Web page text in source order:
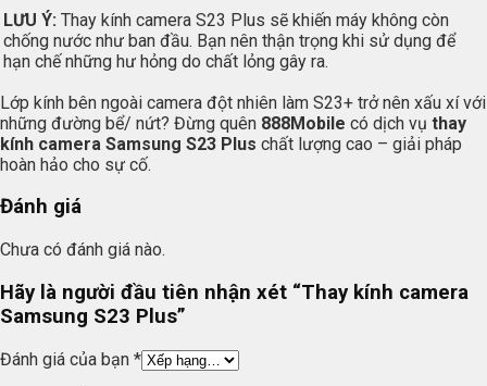
LƯU Ý: Thay kính camera S23 Plus sẽ khiến máy không còn
chống nước như ban đầu. Bạn nên thận trọng khi sử dụng để
hạn chế những hư hỏng do chất lỏng gây ra.
Lớp kính bên ngoài camera đột nhiên làm S23+ trở nên xấu xí với
những đường bể/ nứt? Đừng quên 888Mobile có dịch vụ thay
kính camera Samsung S23 Plus chất lượng cao – giải pháp
hoàn hảo cho sự cố.
Đánh giá
Chưa có đánh giá nào.
Hãy là người đầu tiên nhận xét “Thay kính camera
Samsung S23 Plus”
Đánh giá của bạn *